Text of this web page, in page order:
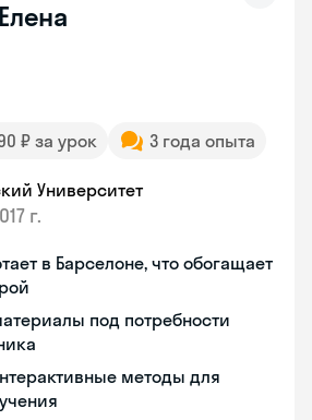
Елена
₽ за урок 3 года опыта
Университет
г.
в Барселоне, что обогащает
под потребности
методы для